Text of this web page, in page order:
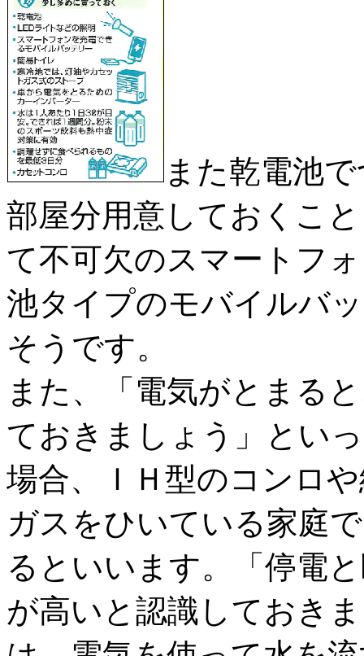
また乾電池
部屋分用意しておくこ
て不可欠のスマートフ
池タイプのモバイルバ
そうです。
また、「電気がとまる
ておきましょう」とい
場合、ＩＨ型のコンロ
ガスをひいている家庭
るといいます。「停電
が高いと認識しておき